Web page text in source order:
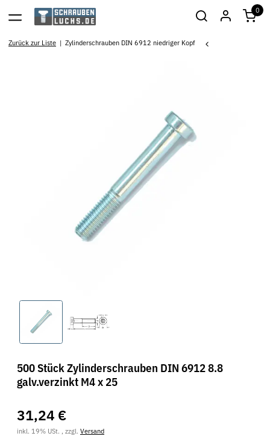
0
Zurück zur Liste Zylinderschrauben DIN 6912 niedriger Kopf
500 Stück Zylinderschrauben DIN 6912 8.8
galv.verzinkt M4 x 25
31,24 €
inkl. 19% USt. , zzgl. Versand